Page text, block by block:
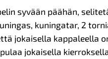
syvään päähän,
kuningatar, 2
jokaisella kappaleella
jokaisella